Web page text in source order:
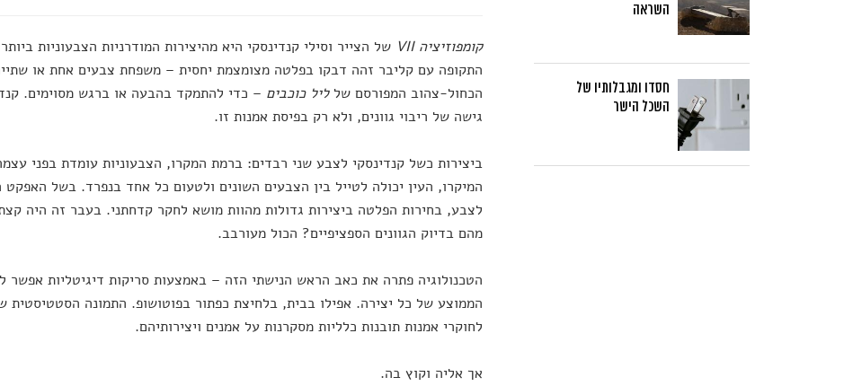
קומפוזיציהVII של הצייר וסילי קנדינסקי היא מהיצירות המודרניות הצבעוניות
התקופה עם קליבר זהה דבקו בפלטה מצומצמת יחסית – משפחת צבעים אחת או
הכחול-צהוב המפורסם שלליל כוכבים – כדי להתמקד בהבעה או ברגש מסוימים.
גישה של ריבוי גוונים, ולא רק בפיסת אמנות זו.
ביצירות כשל קנדינסקי לצבע שני רבדים: ברמת המקרו, הצבעוניות עומדת בפני
המיקרו, העין יכולה לטייל בין הצבעים השונים ולטעום כל אחד בנפרד. בשל
לצבע, בחירות הפלטה ביצירות גדולות מהוות מושא לחקר קדחתני. בעבר זה היה
מהם בדיוק הגוונים הספציפיים? הכול מעורבב.
הטכנולוגיה פתרה את כאב הראש הנישתי הזה – באמצעות סריקות דיגיטליות אפשר
הממוצע של כל יצירה. אפילו בבית, בלחיצת כפתור בפוטושופ. התמונה
לחוקרי אמנות תובנות כלליות מסקרנות על אמנים ויצירותיהם.
אך אליה וקוץ בה.
השראה
חסדו ומגבלותיו של
השכל הישר